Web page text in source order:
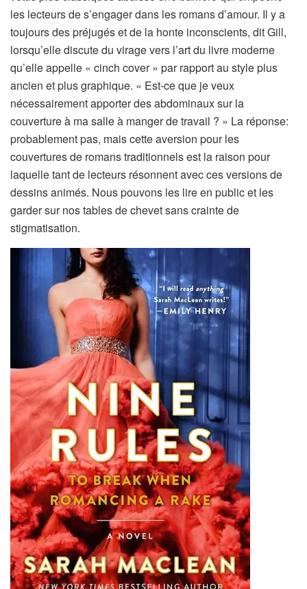
les lecteurs de s’engager dans les romans d’amour. Il y a
toujours des préjugés et de la honte inconscients, dit Gill,
lorsqu’elle discute du virage vers l’art du livre moderne
qu’elle appelle « cinch cover » par rapport au style plus
ancien et plus graphique. « Est-ce que je veux
nécessairement apporter des abdominaux sur la
couverture à ma salle à manger de travail ? » La réponse:
probablement pas, mais cette aversion pour les
couvertures de romans traditionnels est la raison pour
laquelle tant de lecteurs résonnent avec ces versions de
dessins animés. Nous pouvons les lire en public et les
garder sur nos tables de chevet sans crainte de
stigmatisation.